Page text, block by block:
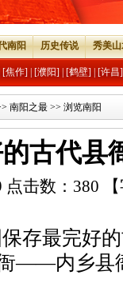
南阳 历史传说 秀美
[焦作] [濮阳] [鹤壁] [许昌]
南阳之最 >> 浏览南阳
的古代
击数： 380